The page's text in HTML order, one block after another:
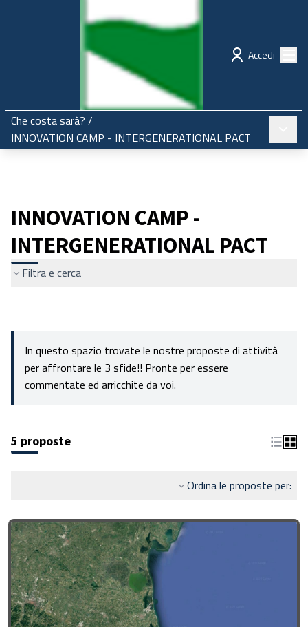
Regione Emilia-Romagna Partecipazione
Accedi
Che costa sarà? /
INNOVATION CAMP - INTERGENERATIONAL PACT
INNOVATION CAMP -
INTERGENERATIONAL PACT
Filtra e cerca
In questo spazio trovate le nostre proposte di attività
per affrontare le 3 sfide!! Pronte per essere
commentate ed arricchite da voi.
5 proposte
Ordina le proposte per: